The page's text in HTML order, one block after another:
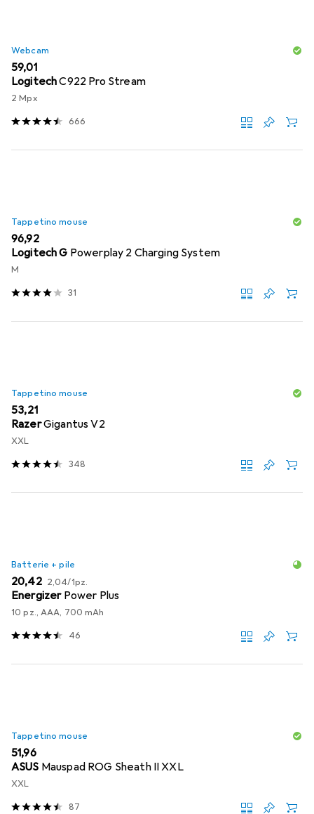
Webcam
EUR
59,01
LogitechC922 Pro Stream
2 Mpx
666
Tappetino mouse
EUR
96,92
Logitech G Powerplay 2 Charging System
M
31
Tappetino mouse
EUR
53,21
RazerGigantus V2
XXL
348
Batterie + pile
EUR
20,42 EUR
2,04/1pz.
Energizer Power Plus
10 pz., AAA, 700 mAh
46
Tappetino mouse
EUR
51,96
ASUS Mauspad ROG Sheath II XXL
XXL
87